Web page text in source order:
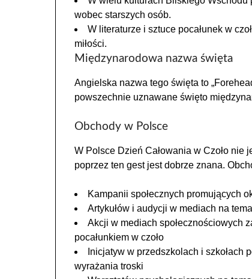
wobec starszych osób.
W literaturze i sztuce pocałunek w
miłości.
Międzynarodowa nazwa święta
Angielska nazwa tego święta to
powszechnie uznawane święto
Obchody w Polsce
W Polsce Dzień Całowania w Czoło nie
poprzez ten gest jest dobrze znana.
Kampanii społecznych promujących
Artykułów i audycji w mediach na
Akcji w mediach społecznościowych
pocałunkiem w czoło
Inicjatyw w przedszkolach i szkołach
wyrażania troski